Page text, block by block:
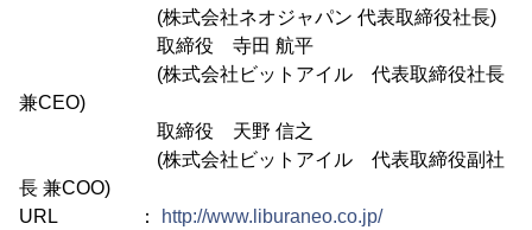
(株式会社ネオジャパン 代表取締役社長)
取締役 寺田 航平
(株式会社ビットアイル 代表取締役社長
兼CEO)
取締役 天野 信之
(株式会社ビットアイル 代表取締役副社
長 兼COO)
URL ：
http://www.liburaneo.co.jp/